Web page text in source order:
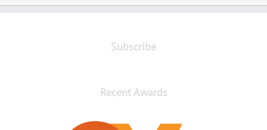
Subscribe
Recent Awards